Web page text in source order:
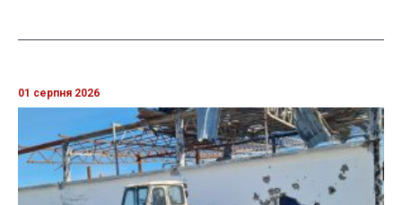
01 серпня 2026